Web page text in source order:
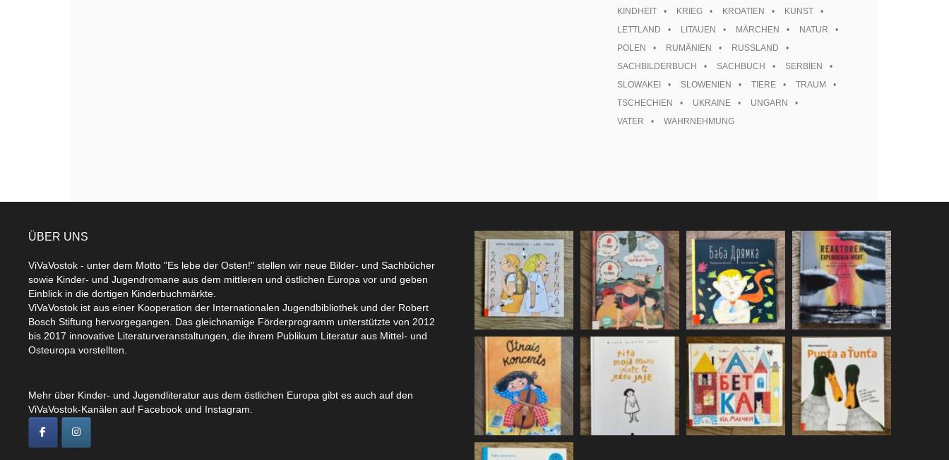
KINDHEIT
KRIEG KROATIEN
KUNST
LETTLAND
LITAUEN MÄRCHEN
NATUR
POLEN
RUMÄNIEN
RUSSLAND
SACHBILDERBUCH
SACHBUCH
SERBIEN
SLOWAKEI
SLOWENIEN TIERE
TRAUM
TSCHECHIEN
UKRAINE
UNGARN
VATER
WAHRNEHMUNG
ÜBER UNS
ViVaVostok - unter dem Motto "Es lebe der Osten!" stellen wir neue Bilder- und Sachbücher
sowie Kinder- und Jugendromane aus dem mittleren und östlichen Europa vor und geben
Einblick in die dortigen Kinderbuchmärkte.
ViVaVostok ist aus einer Kooperation der Internationalen Jugendbibliothek und der Robert
Bosch Stiftung hervorgegangen. Das gleichnamige Förderprogramm unterstützte von 2012
bis 2017 innovative Literaturveranstaltungen, die ihrem Publikum Literatur aus Mittel- und
Osteuropa vorstellten.
Mehr über Kinder- und Jugendliteratur aus dem östlichen Europa gibt es auch auf den
ViVaVostok-Kanälen auf Facebook und Instagram.